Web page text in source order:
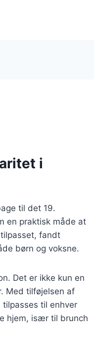
i
til det 19.
en praktisk måde at
fandt
børn og voksne.
Det er ikke kun en
Med tilføjelsen af
til enhver
hjem, især til brunch